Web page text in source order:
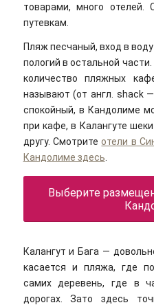
товарами, много
путевкам.
Пляж песчаный, вход в
пологий в остальной
количество пляжных
называют (от англ. shaсk
спокойный, в Кандолиме
при кафе, в Калангуте
другу. Смотритеотели в
Кандолиме здесь
Выберите
Калангут и Бага —
касается и пляжа, где
самих деревень, где в
дорогах. Зато здесь